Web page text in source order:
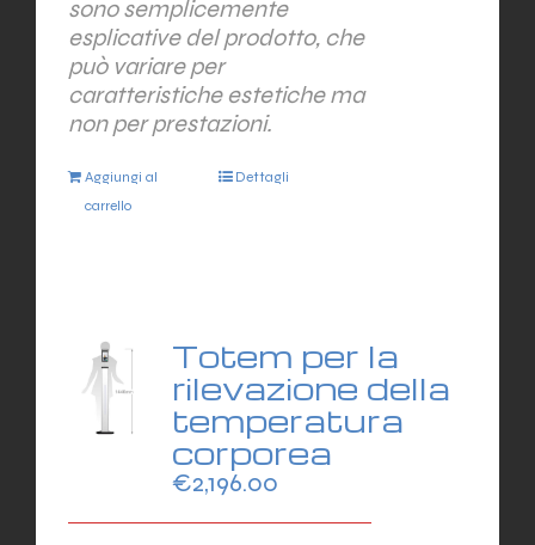
sono semplicemente
esplicative del prodotto, che
può variare per
caratteristiche estetiche ma
non per prestazioni.
Aggiungi al
carrello
Dettagli
Totem per la
rilevazione della
temperatura
corporea
€2,196.00